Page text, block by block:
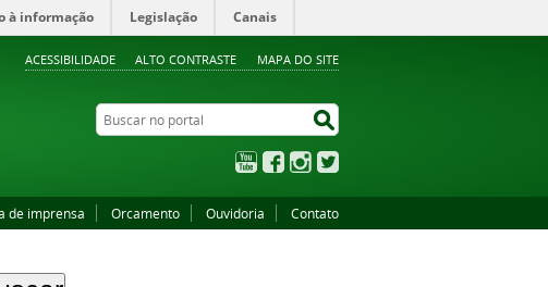
ACESSIBILIDADE ALTO CONTRASTE MAPA DO SITE
à informação Legislação Canais
Buscar no portal
YouTubeFacebookInstagram
de imprensa Orcamento Ouvidoria Contato